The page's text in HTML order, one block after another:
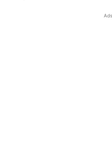
Ads